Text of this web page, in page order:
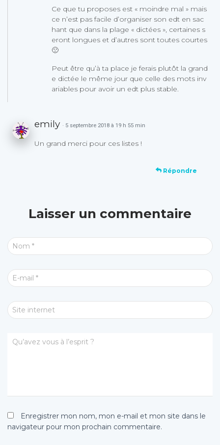
Ce que tu proposes est « moindre mal » mais
ce n’est pas facile d’organiser son edt en sac
hant que dans la plage « dictées », certaines s
eront longues et d’autres sont toutes courtes
🙁
Peut être qu’à ta place je ferais plutôt la grand
e dictée le même jour que celle des mots inv
ariables pour avoir un edt plus stable.
emily · 5 septembre 2018 à 19 h 55 min
Un grand merci pour ces listes !
Répondre
Laisser un commentaire
Nom *
E-mail *
Site internet
Qu’avez vous à l’esprit ?
Enregistrer mon nom, mon e-mail et mon site dans le
navigateur pour mon prochain commentaire.